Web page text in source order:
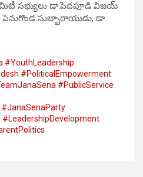
సభ్యులు డా.పెదపూడి విజయ్
పెనుగొండ సుబ్బారాయుడు, డా.
#YouthLeadership
#PoliticalEmpowerment
#PublicService